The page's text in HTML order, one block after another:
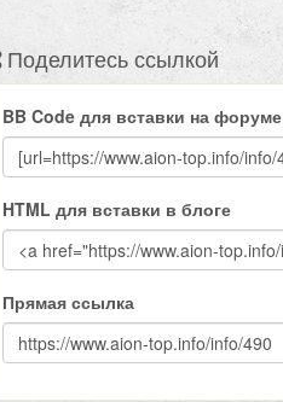
Поделитесь ссылкой
BB Code для вставки на форуме
HTML для вставки в блоге
Прямая ссылка